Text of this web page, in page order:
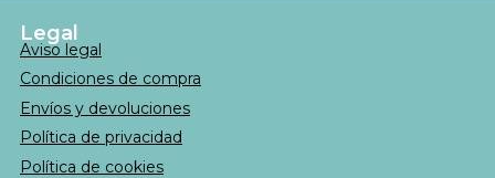
Legal
Aviso legal
Condiciones de compra
Envíos y devoluciones
Política de privacidad
Política de cookies